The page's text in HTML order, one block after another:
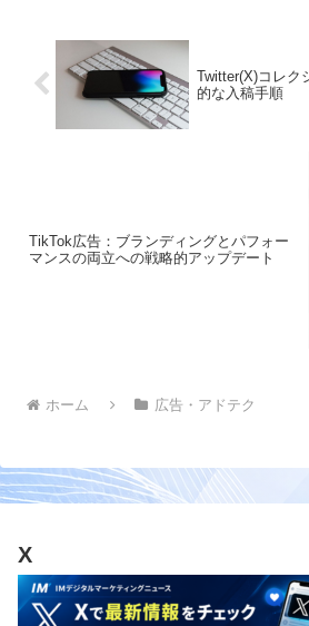
Twitter(X)コレク
的な入稿手順
TikTok広告：ブランディングとパフォー
マンスの両立への戦略的アップデート
ホーム 広告・アドテク
X